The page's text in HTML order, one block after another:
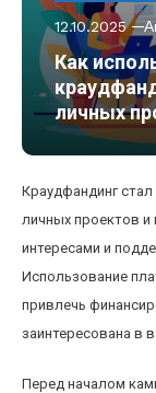
12.10.2025
Как
личных
Краудфандинг
личных проектов и
интересами и
Использование
привлечь
заинтересована в
Перед началом